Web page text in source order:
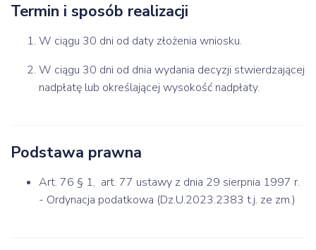
Termin i sposób realizacji
W ciągu 30 dni od daty złożenia wniosku.
W ciągu 30 dni od dnia wydania decyzji stwierdzającej
nadpłatę lub określającej wysokość nadpłaty.
Podstawa prawna
Art. 76 § 1, art. 77 ustawy z dnia 29 sierpnia 1997 r.
- Ordynacja podatkowa (Dz.U.2023.2383 t.j. ze zm.)